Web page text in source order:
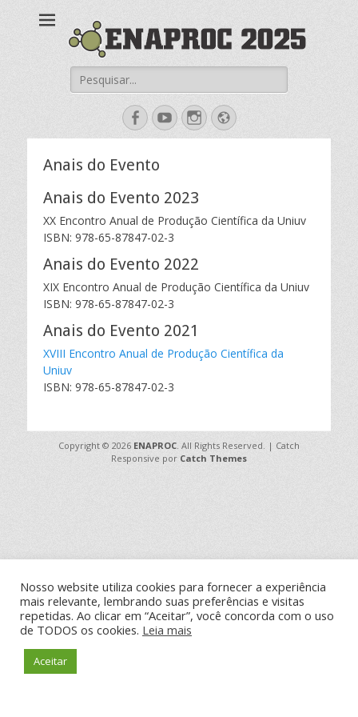
ENAPROC
Enaproc 2025
Pesquisar
por:
Facebook
YouTubeInstagram
Website
Anais do Evento
Anais do Evento 2023
XX Encontro Anual de Produção Científica da Uniuv
ISBN: 978-65-87847-02-3
Anais do Evento 2022
XIX Encontro Anual de Produção Científica da Uniuv
ISBN: 978-65-87847-02-3
Anais do Evento 2021
XVIII Encontro Anual de Produção Científica da
Uniuv
ISBN: 978-65-87847-02-3
Copyright © 2026 ENAPROC. All Rights Reserved. | Catch
Responsive por Catch Themes
Nosso website utiliza cookies para fornecer a experiência
mais relevante, lembrando suas preferências e visitas
repetidas. Ao clicar em “Aceitar”, você concorda com o uso
de TODOS os cookies. Leia mais
Aceitar